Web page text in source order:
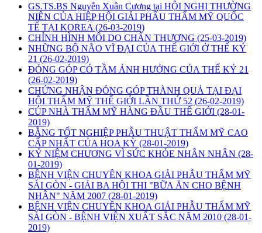
GS.TS.BS Nguyễn Xuân Cương tại HỘI NGHỊ THƯỜNG
NIÊN CỦA HIỆP HỘI GIẢI PHẨU THẨM MỸ QUỐC
TẾ TẠI KOREA (26-03-2019)
CHỈNH HÌNH MÔI DO CHẤN THƯƠNG (25-03-2019)
NHỮNG BỘ NÃO VĨ ĐẠI CỦA THẾ GIỚI Ở THẾ KỶ
21 (26-02-2019)
ĐÓNG GÓP CÓ TẦM ẢNH HƯỞNG CỦA THẾ KỶ 21
(26-02-2019)
CHỨNG NHẬN ĐÓNG GÓP THÀNH QUẢ TẠI ĐẠI
HỘI THẨM MỸ THẾ GIỚI LẦN THỨ 52 (26-02-2019)
CÚP NHÀ THẨM MỸ HÀNG ĐẦU THẾ GIỚI (28-01-
2019)
BẰNG TỐT NGHIỆP PHẪU THUẬT THẨM MỸ CAO
CẤP NHẤT CỦA HOA KỲ (28-01-2019)
KỶ NIỆM CHƯƠNG VÌ SỨC KHỎE NHÂN NHÂN (28-
01-2019)
BỆNH VIỆN CHUYÊN KHOA GIẢI PHẪU THẨM MỸ
SÀI GÒN - GIẢI BA HỘI THI "BỮA ĂN CHO BỆNH
NHÂN" NĂM 2007 (28-01-2019)
BỆNH VIỆN CHUYÊN KHOA GIẢI PHẪU THẨM MỸ
SÀI GÒN - BỆNH VIỆN XUẤT SẮC NĂM 2010 (28-01-
2019)